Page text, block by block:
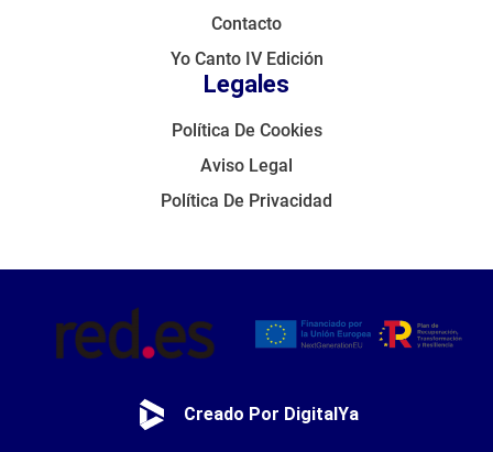
Contacto
Yo Canto IV Edición
Legales
Política De Cookies
Aviso Legal
Política De Privacidad
Creado Por DigitalYa